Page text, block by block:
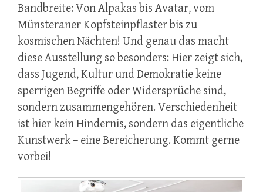
Bandbreite: Von Alpakas bis Avatar, vom
Münsteraner Kopfsteinpflaster bis zu
kosmischen Nächten! Und genau das macht
diese Ausstellung so besonders: Hier zeigt sich,
dass Jugend, Kultur und Demokratie keine
sperrigen Begriffe oder Widersprüche sind,
sondern zusammengehören. Verschiedenheit
ist hier kein Hindernis, sondern das eigentliche
Kunstwerk – eine Bereicherung. Kommt gerne
vorbei!